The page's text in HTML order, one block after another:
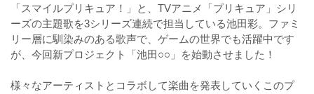
「スマイルプリキュア！」と、TVアニメ「プリキュア」シリ
ーズの主題歌を3シリーズ連続で担当している池田彩。ファミ
リー層に馴染みのある歌声で、ゲームの世界でも活躍中です
が、今回新プロジェクト「池田○○」を始動させました！
様々なアーティストとコラボして楽曲を発表していくこのプ